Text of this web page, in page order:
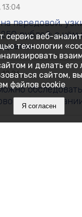
13:04
на передовой,
рублей: о
12:06
сервис веб-
технологии
и делать его
сайтом,
файлов cookie
Я согласен